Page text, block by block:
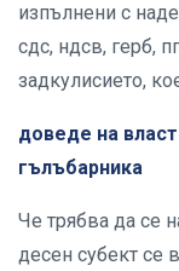
изпълнени с
сдс, ндсв, герб,
задкулисието,
доведе на власт
гълъбарника
Че трябва да се
десен субект се